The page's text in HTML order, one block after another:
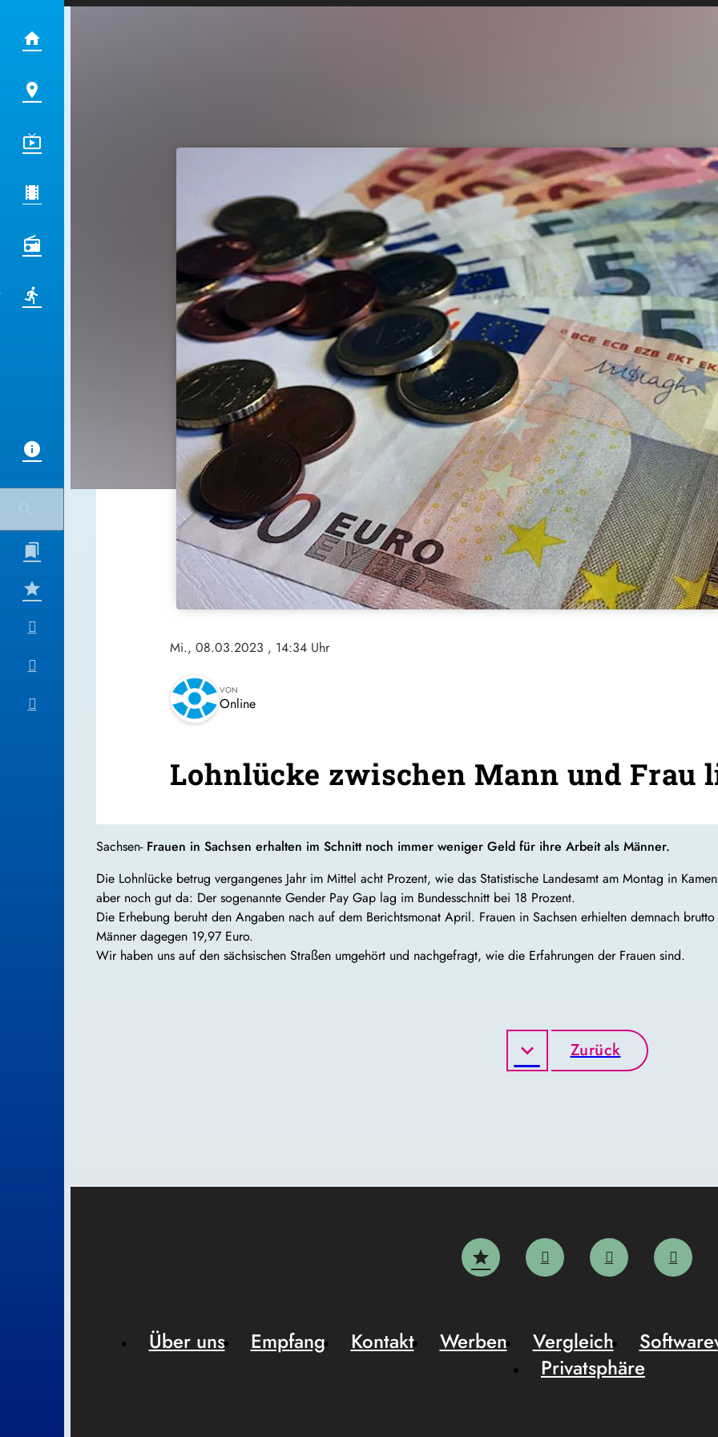
Mi., 08.03.2023 , 14:34 Uhr
VON
Online
Lohnlücke zwischen Mann und Frau
Sachsen-Frauen in Sachsen erhalten im Schnitt noch immer weniger Geld für ihre Arbeit als Männer.
Die Lohnlücke betrug vergangenes Jahr im Mittel acht Prozent, wie das Statistische Landesamt am Montag in
aber noch gut da: Der sogenannte Gender Pay Gap lag im Bundesschnitt bei 18 Prozent.
Die Erhebung beruht den Angaben nach auf dem Berichtsmonat April. Frauen in Sachsen erhielten demnach
Männer dagegen 19,97 Euro.
Wir haben uns auf den sächsischen Straßen umgehört und nachgefragt, wie die Erfahrungen der Frauen sind.
Zurück
Über uns Empfang Kontakt Werben Vergleich
Privatsphäre